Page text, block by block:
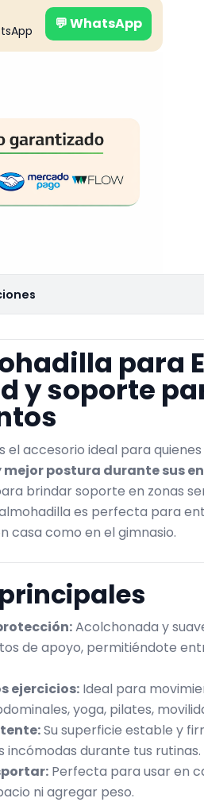
💬 WhatsApp
para
y soporte
el accesorio ideal para
postura durante sus
brindar soporte en zonas
es perfecta para
casa como en el gimnasio.
Acolchonada y
de apoyo, permitiéndote
ejercicios: Ideal para
yoga, pilates,
Su superficie estable y
incómodas durante tus rutinas.
Perfecta para usar en
ni agregar peso.